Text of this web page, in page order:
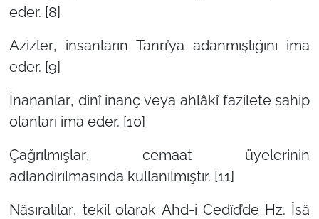
eder. [8]
Azizler, insanların Tanrı’ya adanmışlığını ima
eder. [9]
İnananlar, dinî inanç veya ahlâkî fazilete sahip
olanları ima eder. [10]
Çağrılmışlar, cemaat üyelerinin
adlandırılmasında kullanılmıştır. [11]
Nâsıralılar, tekil olarak Ahd-i Cedîd’de Hz. Îsâ